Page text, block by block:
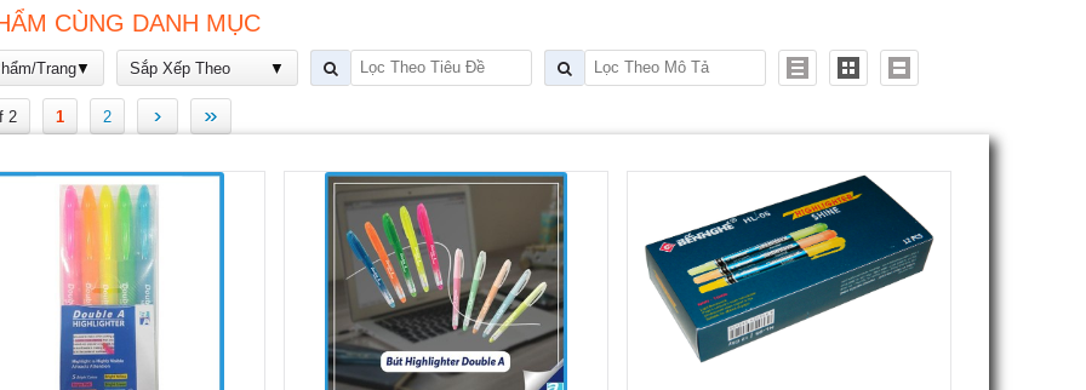
CÙNG DANH MỤC
Trang Sắp Xếp Theo
2 1 2 › »